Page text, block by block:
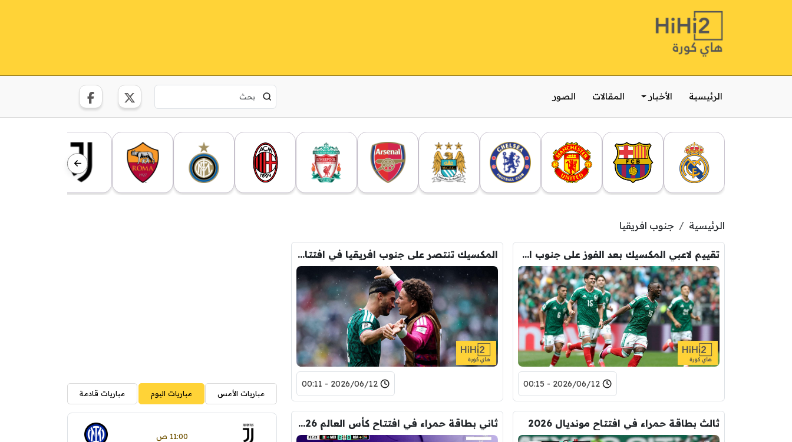
الرئيسية الأخبار المقالات الصور
الرئيسية جنوب افريقيا
تقييم لاعبي المكسيك بعد الفوز على جنوب افريقيا في كأس العالم 2026
2026/06/12 - 00:15
المكسيك تنتصر على جنوب افريقيا في افتتاحية كأس العالم 2026
2026/06/12 - 00:11
ثالث بطاقة حمراء في افتتاح مونديال 2026 ثاني بطاقة حمراء في افتتاح كأس العالم 2026
مباريات الأمس مباريات اليوم مباريات قادمة
11:00 ص